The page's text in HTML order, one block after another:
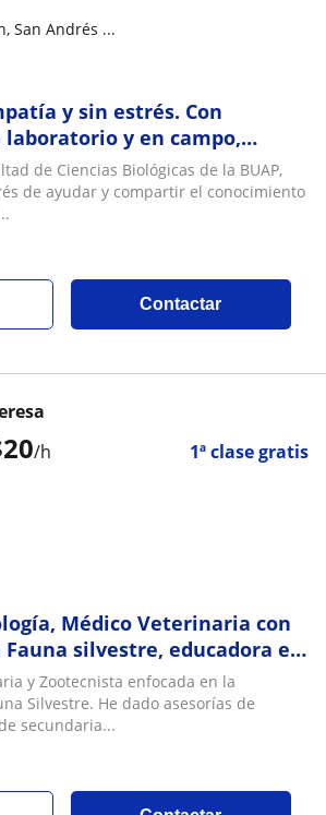
San Andrés ...
y sin estrés. Con
y en campo,
de horario
de Ciencias Biológicas de la BUAP,
de ayudar y compartir el conocimiento
Contactar
20/h 1ª clase gratis
Médico Veterinaria con
silvestre, educadora en
adultos y niños
y Zootecnista enfocada en la
Silvestre. He dado asesorías de
secundaria...